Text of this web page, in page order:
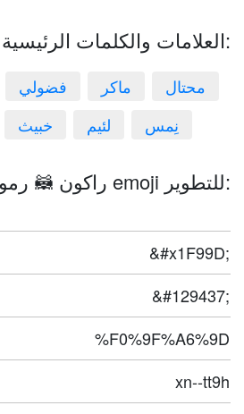
العلامات والكلمات الرئيسية:
فضولي ماكر
محتال
خبيث لئيم نِمس
راكون 🦝 رموز emoji للتطوير:
&#x1F99D;
&#129437;
%F0%9F%A6%9D
xn--tt9h